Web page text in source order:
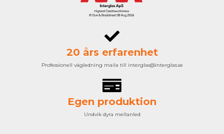
20 års erfarenhet
Professionell vägledning maila till interglas@interglas.se
Egen produktion
Undvik dyra mellanled